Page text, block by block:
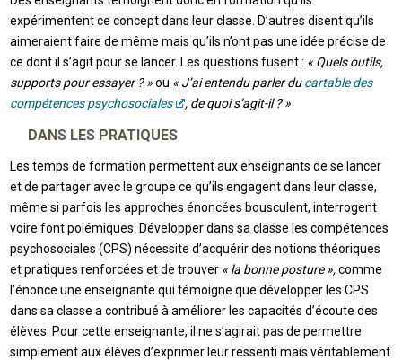
expérimentent ce concept dans leur classe. D’autres disent qu’ils
aimeraient faire de même mais qu’ils n’ont pas une idée précise de
ce dont il s’agit pour se lancer. Les questions fusent : « Quels outils,
supports pour essayer ? »ou « J’ai entendu parler ducartable des
compétences psychosociales
, de quoi s’agit-il ? »
DANS LES PRATIQUES
Les temps de formation permettent aux enseignants de se lancer
et de partager avec le groupe ce qu’ils engagent dans leur classe,
même si parfois les approches énoncées bousculent, interrogent
voire font polémiques. Développer dans sa classe les compétences
psychosociales (CPS) nécessite d’acquérir des notions théoriques
et pratiques renforcées et de trouver « la bonne posture »,comme
l’énonce une enseignante qui témoigne que développer les CPS
dans sa classe a contribué à améliorer les capacités d’écoute des
élèves. Pour cette enseignante, il ne s’agirait pas de permettre
simplement aux élèves d’exprimer leur ressenti mais véritablement